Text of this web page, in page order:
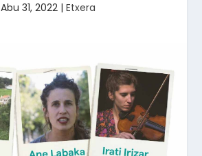
Abu 31, 2022 | Etxera